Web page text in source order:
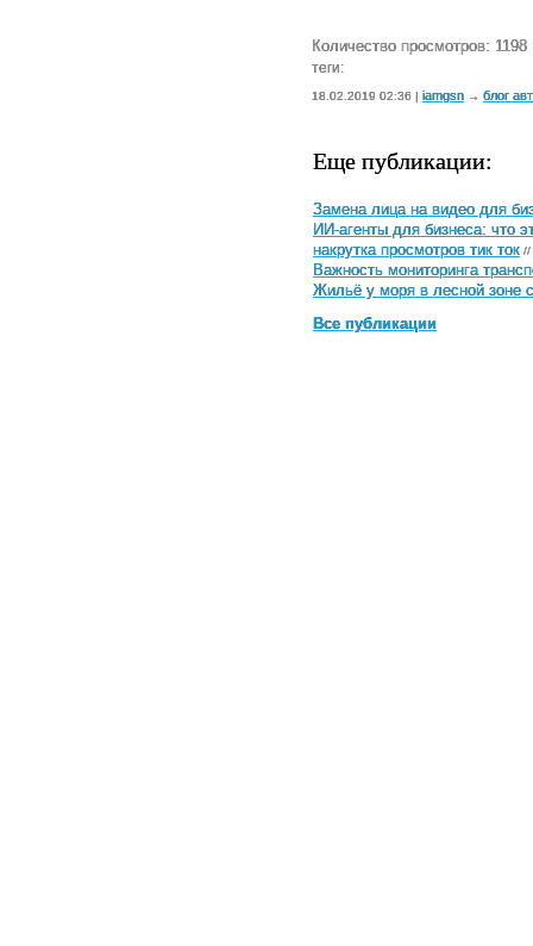
Количество просмотров: 1198
теги:
18.02.2019 02:36 | iamgsn → блог
Еще публикации:
Замена лица на видео для
ИИ-агенты для бизнеса: что
накрутка просмотров тик ток //
Важность мониторинга
Жильё у моря в лесной зоне
Все публикации